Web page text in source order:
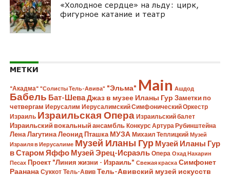
«Холодное сердце» на льду: цирк,
фигурное катание и театр
МЕТКИ
"Акадма" "Солисты Тель-Авива" "Эльма" Main Ашдод
Бабель Бат-ШеваДжаз в музее Иланы Гур Заметки по
четвергам Иерусалим Иерусалимский Симфонический Оркестр
Израиль Израильская Опера Израильский балет
Израильский вокальный ансамбль Конкурс Артура Рубинштейна
Лена Лагутина Леонид Пташка МУЗА Михаил Теплицкий Музей
Израиля в Иерусалиме Музей Иланы Гур Музей Иланы Гур
в Старом Яффо Музей Эрец-Исраэль Опера Охад Нахарин
Песах Проект "Линия жизни - Израиль" Свежая краска Симфонет
Раанана Суккот Тель-Авив Тель-Авивский музей искусств